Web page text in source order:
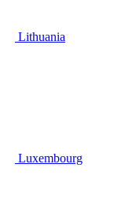
Lithuania
Luxembourg